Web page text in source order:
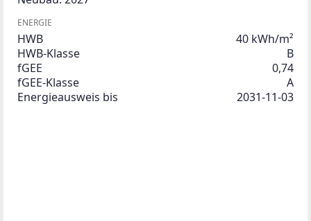
ENERGIE
HWB
40 kWh/m²
HWB-Klasse
B
fGEE
0,74
fGEE-Klasse
A
Energieausweis bis
2031-11-03